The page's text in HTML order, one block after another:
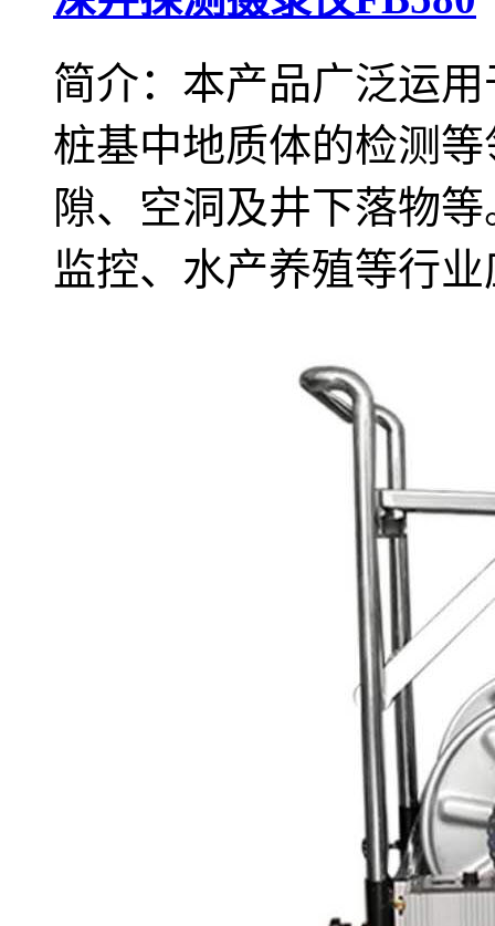
简介：本产品广泛运
桩基中地质体的检测
隙、空洞及井下落物
监控、水产养殖等行